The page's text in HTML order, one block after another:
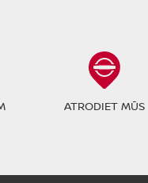
ATRODIET MŪS